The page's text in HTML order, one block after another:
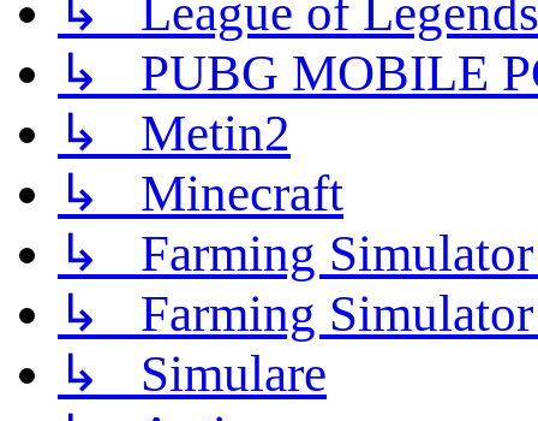
↳ League of Legends
↳ PUBG MOBILE
↳ Metin2
↳ Minecraft
↳ Farming
↳ Farming
↳ Simulare